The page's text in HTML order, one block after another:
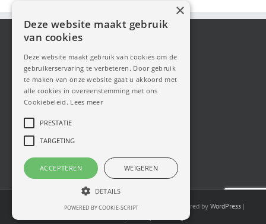
Copyright Cabrio Fans 2025| All Rights Reserved | Powered by WordPress|
Deze website maakt gebruik
van cookies
Deze website maakt gebruik van cookies om de
gebruikerservaring te verbeteren. Door gebruik
te maken van onze website gaat u akkoord met
alle cookies in overeenstemming met ons
Cookiebeleid. Lees meer
PRESTATIE
TARGETING
ACCEPTEREN WEIGEREN
DETAILS
POWERED BY COOKIE-SCRIPT
×